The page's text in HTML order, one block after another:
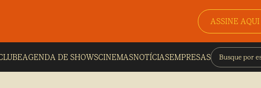
ASSINE AQUI
AGENDA DE SHOWSCINEMASNOTÍCIASEMPRESAS